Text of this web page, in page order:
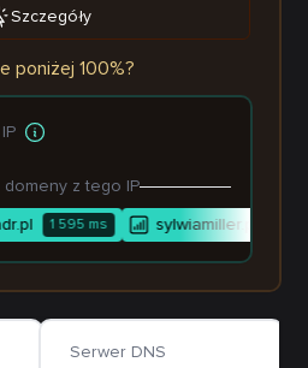
Szczegóły
poniżej 100%?
z tego IP
1 595ms sylwiamiller.pl
Serwer DNS